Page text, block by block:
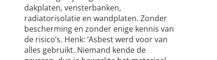
dakplaten, vensterbanken,
radiatorisolatie en wandplaten. Zonder
bescherming en zonder enige kennis van
de risico’s. Henk: ‘Asbest werd voor van
alles gebruikt. Niemand kende de